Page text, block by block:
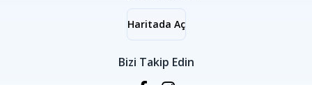
Haritada Aç
Bizi Takip Edin